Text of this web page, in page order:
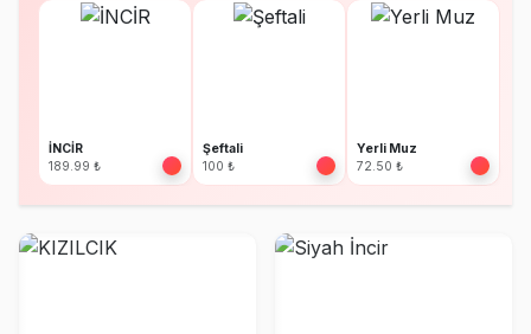
İNCİR
189.99 ₺
Şeftali
100 ₺
Yerli Muz
72.50 ₺